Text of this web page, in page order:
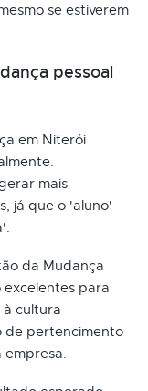
se estiverem
pessoal
em Niterói
mais
já que o 'aluno'
da Mudança
excelentes para
cultura
de pertencimento
empresa.